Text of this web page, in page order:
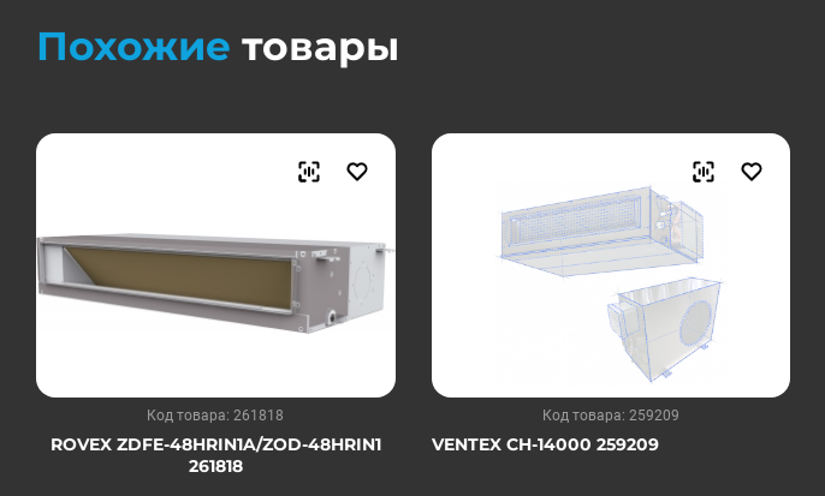
Похожие товары
Код товара: 261818
ROVEX ZDFE-48HRIN1A/ZOD-48HRIN1
261818
Код товара: 259209
VENTEX СH-14000 259209